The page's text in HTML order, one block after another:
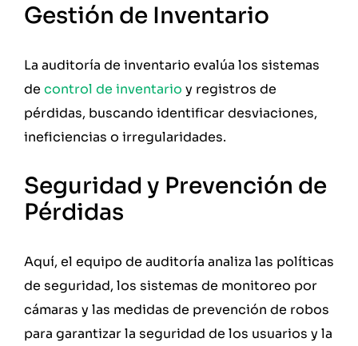
Gestión de Inventario
La auditoría de inventario evalúa los sistemas
de control de inventario y registros de
pérdidas, buscando identificar desviaciones,
ineficiencias o irregularidades.
Seguridad y Prevención de
Pérdidas
Aquí, el equipo de auditoría analiza las políticas
de seguridad, los sistemas de monitoreo por
cámaras y las medidas de prevención de robos
para garantizar la seguridad de los usuarios y la